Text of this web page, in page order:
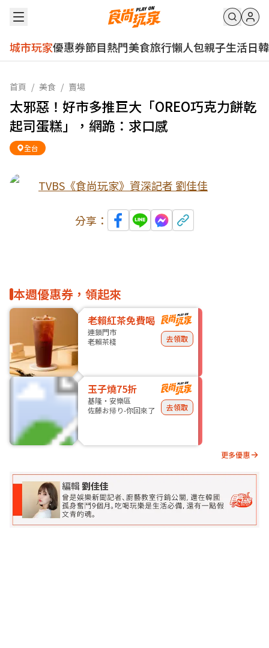
城市玩家優惠券節目熱門美食旅行懶人包親子生活日韓
首頁 / 美食 / 賣場
太邪惡！好市多推巨大「OREO巧克力餅乾
起司蛋糕」，網跪：求口感
全台
TVBS《食尚玩家》資深記者 劉佳佳
分享：
本週優惠券，領起來
老賴紅茶免費喝
連鎖門市
老賴茶棧
去領取
玉子燒75折
基隆・安樂區
佐藤お帰り-你回來了
去領取
更多優惠